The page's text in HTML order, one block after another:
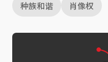
种族和谐
肖像权